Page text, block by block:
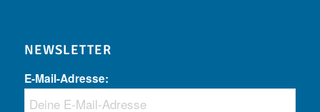
NEWSLETTER
E-Mail-Adresse: